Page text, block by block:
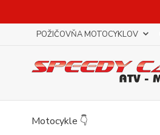
POŽIČOVŇA MOTOCYKLOV
Motocykle 👇